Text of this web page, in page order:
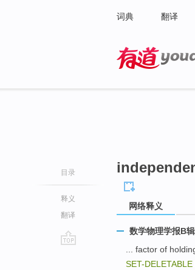
词典 翻译
目录
释义
翻译
网络释义
数学物理学报B
... factor of
SET-